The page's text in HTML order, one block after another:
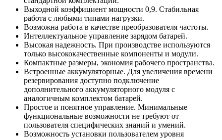
Выходной коэффициент мощности 0,9. Стабильная
работа с любыми типами нагрузки.
Возможна работа в качестве преобразователя частоты.
Интеллектуальное управление зарядом батарей.
Высокая надежность. При производстве используются
только высококачественные компоненты и модули.
Компактные размеры, экономия рабочего пространства.
Встроенные аккумуляторные. Для увеличения времени
резервирования доступно подключение
дополнительного аккумуляторного модуля с
аналогичным комплектом батарей.
Простое и понятное управление. Минимальные
функциональные возможности не требуют от
пользователя специфических знаний и умений.
Возможность установки пользователем уровня